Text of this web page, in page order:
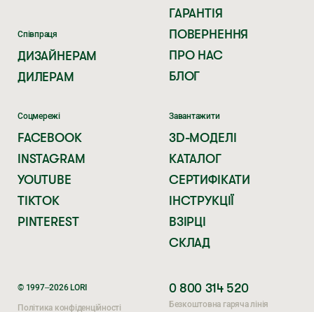
© 1997–2026 LORI
Політика конфіденційності
Співпраця
ДИЗАЙНЕРАМ
ДИЛЕРАМ
ГАРАНТІЯ
ПОВЕРНЕННЯ
ПРО НАС
БЛОГ
Соцмережі
FACEBOOK
INSTAGRAM
YOUTUBE
TIKTOK
PINTEREST
Завантажити
3D-МОДЕЛІ
КАТАЛОГ
СЕРТИФІКАТИ
ІНСТРУКЦІЇ
ВЗІРЦІ
СКЛАД
0 800 314 520
Безкоштовна гаряча лінія